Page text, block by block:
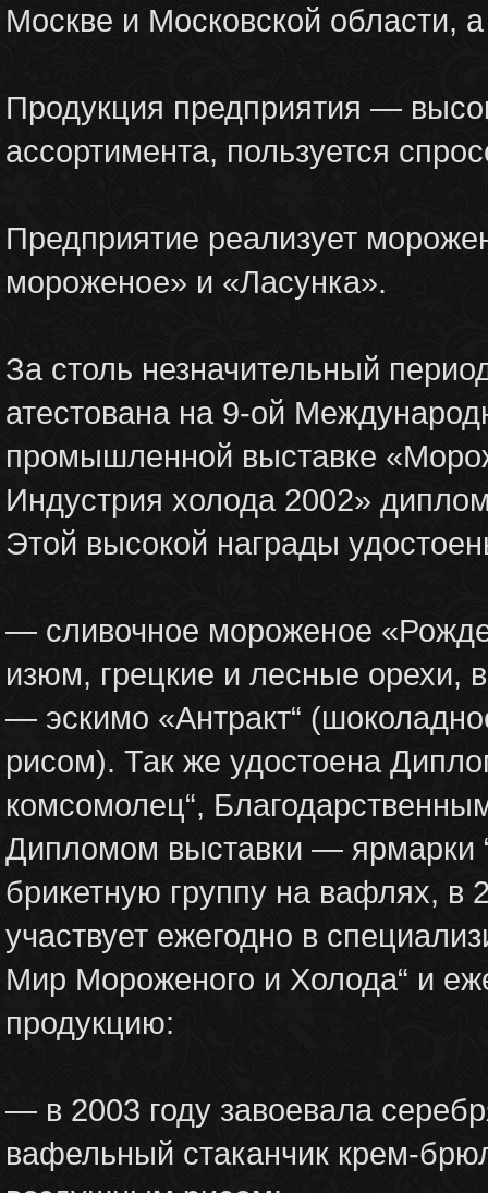
Москве и Московской области,
Продукция предприятия —
ассортимента, пользуется
Предприятие реализует
мороженое» и «Ласунка».
За столь незначительный
атестована на 9-ой
промышленной выставке
Индустрия холода 2002»
Этой высокой награды
— сливочное мороженое
изюм, грецкие и лесные орехи,
— эскимо «Антракт“
рисом). Так же удостоена
комсомолец“,
Дипломом выставки — ярмарки
брикетную группу на вафлях, в
участвует ежегодно в
Мир Мороженого и Холода“ и
продукцию:
— в 2003 году завоевала
вафельный стаканчик крем-